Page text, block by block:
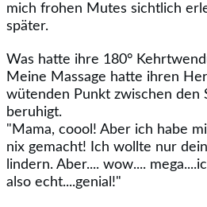
mich frohen Mutes sichtlich
später.
Was hatte ihre 180°
Meine Massage hatte ihren
wütenden Punkt zwischen den
beruhigt.
"Mama, coool! Aber ich habe
nix gemacht! Ich wollte nur
lindern. Aber.... wow....
also echt....genial!"